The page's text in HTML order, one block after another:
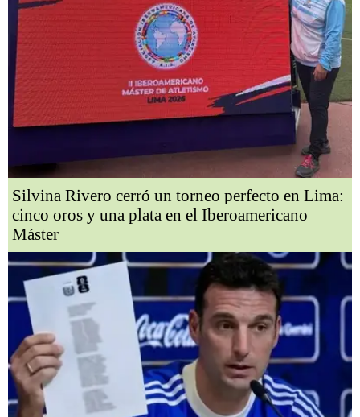
Silvina Rivero cerró un torneo perfecto en Lima:
cinco oros y una plata en el Iberoamericano
Máster